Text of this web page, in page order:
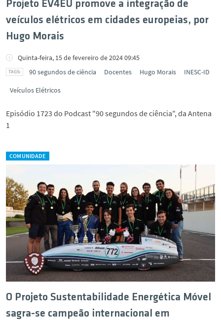
Projeto EV4EU promove a integração de
veículos elétricos em cidades europeias, por
Hugo Morais
Quinta-feira, 15 de fevereiro de 2024 09:45
90 segundos de ciência
Docentes Hugo Morais INESC-ID
Veículos Elétricos
Episódio 1723 do Podcast "90 segundos de ciência", da Antena
1
COMUNIDADE
O Projeto Sustentabilidade Energética Móvel
sagra-se campeão internacional em